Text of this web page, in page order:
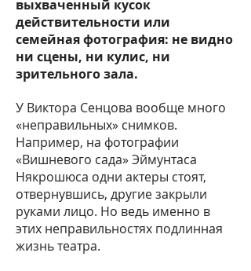
выхваченный кусок
действительности или
семейная фотография: не видно
ни сцены, ни кулис, ни
зрительного зала.
У Виктора Сенцова вообще много
«неправильных» снимков.
Например, на фотографии
«Вишневого сада» Эймунтаса
Някрошюса одни актеры стоят,
отвернувшись, другие закрыли
руками лицо. Но ведь именно в
этих неправильностях подлинная
жизнь театра.